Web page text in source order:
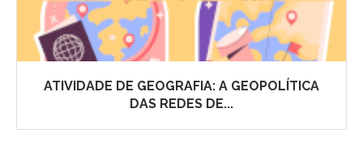
ATIVIDADE DE GEOGRAFIA: A GEOPOLÍTICA
DAS REDES DE...